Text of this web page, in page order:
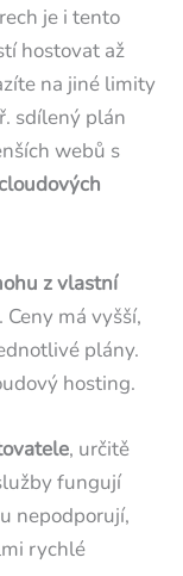
je i tento
hostovat až
na jiné limity
sdílený plán
webů s
z vlastní
. Ceny má vyšší,
plány.
hosting.
, určitě
fungují
nepodporují,
rychlé